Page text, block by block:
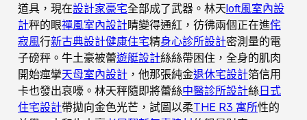
道具，現在設計家豪宅全部成了武器。林天loft風室內設
計秤的眼禪風室內設計睛變得通紅，彷彿兩個正在進侘
寂風行新古典設計健康住宅精身心診所設計密測量的電
子磅秤。牛土豪被蕾遊艇設計絲絲帶困住，全身的肌肉
開始痙攣天母室內設計 ，他那張純金退休宅設計箔信用
卡也發出哀嚎。林天秤隨即將蕾絲中醫診所設計絲日式
住宅設計帶拋向金色光芒，試圖以柔THE R3 寓所性的